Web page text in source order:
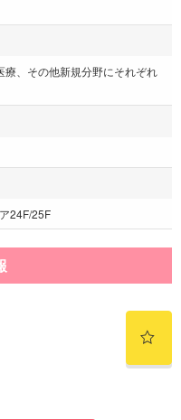
療、その他新規分野にそれぞれ
24F/25F